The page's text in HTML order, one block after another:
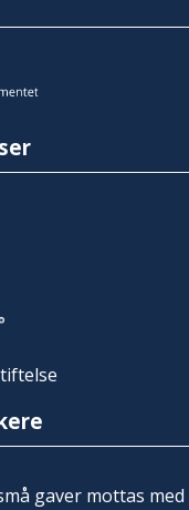
gaver mottas med